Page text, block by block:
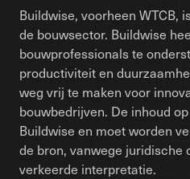
Buildwise, voorheen WTCB,
de bouwsector. Buildwise
bouwprofessionals te
productiviteit en
weg vrij te maken voor
bouwbedrijven. De inhoud
Buildwise en moet worden
de bron, vanwege juridische
verkeerde interpretatie.